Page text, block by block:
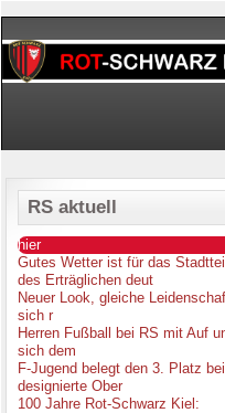
RS aktuell
hier
Gutes Wetter ist für das
des Erträglichen deut
Neuer Look, gleiche
sich r
Herren Fußball bei RS mit Auf
sich dem
F-Jugend belegt den 3. Platz
designierte Ober
100 Jahre Rot-Schwarz Kiel :